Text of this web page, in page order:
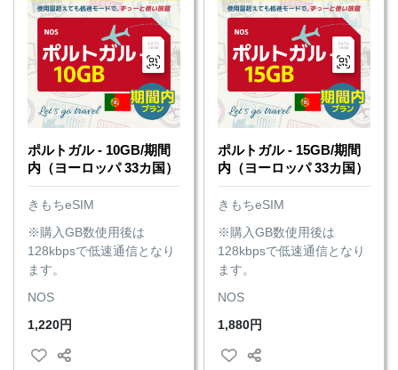
ポルトガル - 10GB/期間
内（ヨーロッパ 33カ国）
きもちeSIM
※購入GB数使用後は
128kbpsで低速通信となり
ます。
NOS
1,220円
ポルトガル - 15GB/期間
内（ヨーロッパ 33カ国）
きもちeSIM
※購入GB数使用後は
128kbpsで低速通信となり
ます。
NOS
1,880円